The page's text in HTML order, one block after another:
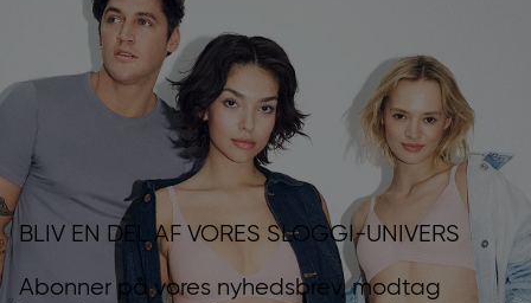
BLIV EN DEL AF VORES SLOGGI-UNIVERS
Abonner på vores nyhedsbrev, modtag